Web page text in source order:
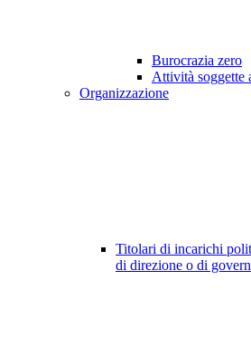
Burocrazia zero
Attività soggette
Organizzazione
Titolari di incarichi
di direzione o di